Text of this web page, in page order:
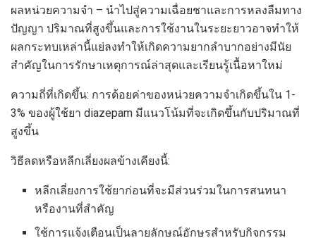
ผลหน่วยความจำ – นำไปสู่ความเฉื่อยชาและการหลงลืมทาง
ปัญญา ปริมาณที่สูงขึ้นและการใช้งานในระยะยาวอาจทำให้
ผลกระทบเหล่านี้แย่ลงทำให้เกิดความยากลำบากอย่างมีนัย
สำคัญในการรักษาเหตุการณ์ล่าสุดและเรียนรู้เนื้อหาใหม่
ความถี่ที่เกิดขึ้น: การด้อยค่าของหน่วยความจำเกิดขึ้นใน 1-
3% ของผู้ใช้ยา diazepam มีแนวโน้มที่จะเกิดขึ้นกับปริมาณที่
สูงขึ้น
วิธีลดหรือหลีกเลี่ยงผลข้างเคียงนี้:
หลีกเลี่ยงการใช้ยาก่อนที่จะมีส่วนร่วมในการสนทนา
หรืองานที่สำคัญ
ใช้การแจ้งเตือนเป็นลายลักษณ์อักษรสำหรับกิจกรรม